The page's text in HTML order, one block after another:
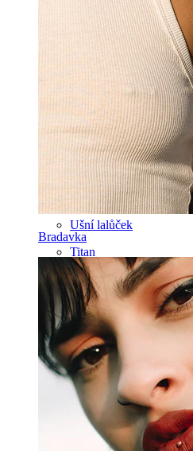
Bradavka
Tragus
Činka
Rook
Podkova
Kroužek
Nástroje
Banánek
Ušní lalůček
Titan